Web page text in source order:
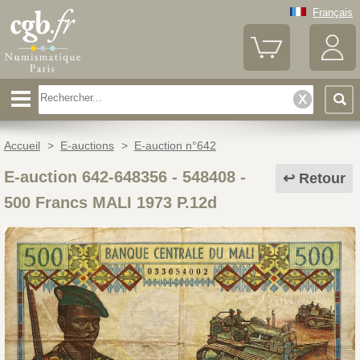
Français
Accueil > E-auctions > E-auction n°642
Retour
E-auction 642-648356 - 548408-
500 Francs MALI 1973 P.12d